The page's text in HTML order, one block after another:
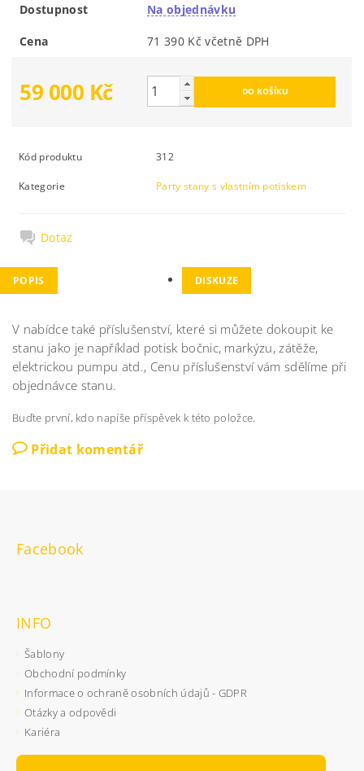
Dostupnost Na objednávku
Cena 71 390 Kč včetně DPH
59 000 Kč
Kód produktu 312
Kategorie Party stany s vlastním potiskem
Dotaz
POPIS DISKUZE
V nabídce také příslušenství, které si můžete dokoupit ke
stanu jako je například potisk bočnic, markýzu, zátěže,
elektrickou pumpu atd., Cenu příslušenství vám sdělíme při
objednávce stanu.
Buďte první, kdo napíše příspěvek k této položce.
Přidat komentář
Facebook
INFO
Šablony
Obchodní podmínky
Informace o ochraně osobních údajů - GDPR
Otázky a odpovědi
Kariéra